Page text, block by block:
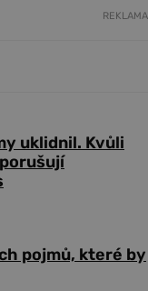
REKLAMA
uklidnil. Kvůli
pojmů, které by